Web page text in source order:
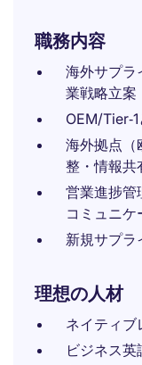
職務内容
海外サプラ
業戦略立案
OEM/
海外拠点（
整・情報共
営業進捗管
コミュニケ
新規サプラ
理想の人材
ネイティブ
ビジネス